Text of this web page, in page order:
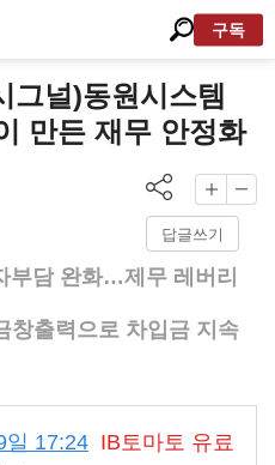
구독
그널)동원시스템
만든 재무 안정화
답글쓰기
부담 완화…제무 레버리
창출력으로 차입금 지속
일 17:24 IB토마토 유료